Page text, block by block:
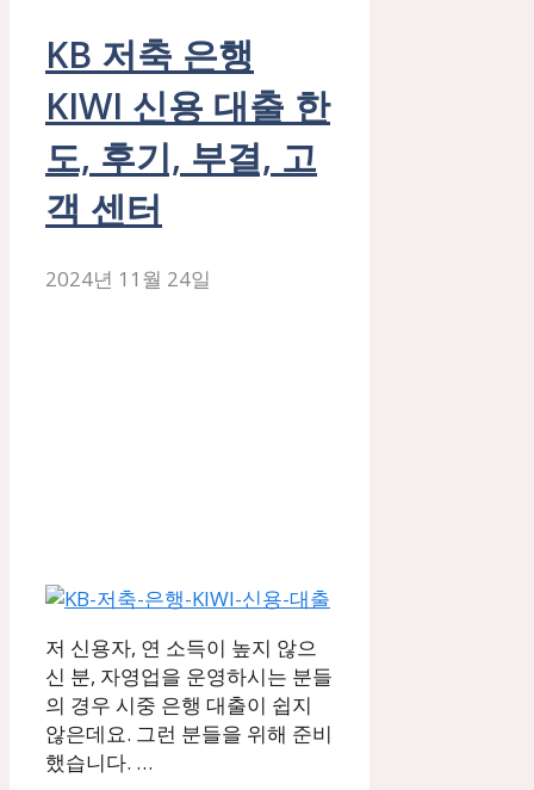
KB 저축 은행
KIWI 신용 대출 한
도, 후기, 부결, 고
객 센터
2024년 11월 24일
저 신용자, 연 소득이 높지 않으
신 분, 자영업을 운영하시는 분들
의 경우 시중 은행 대출이 쉽지
않은데요. 그런 분들을 위해 준비
했습니다. …